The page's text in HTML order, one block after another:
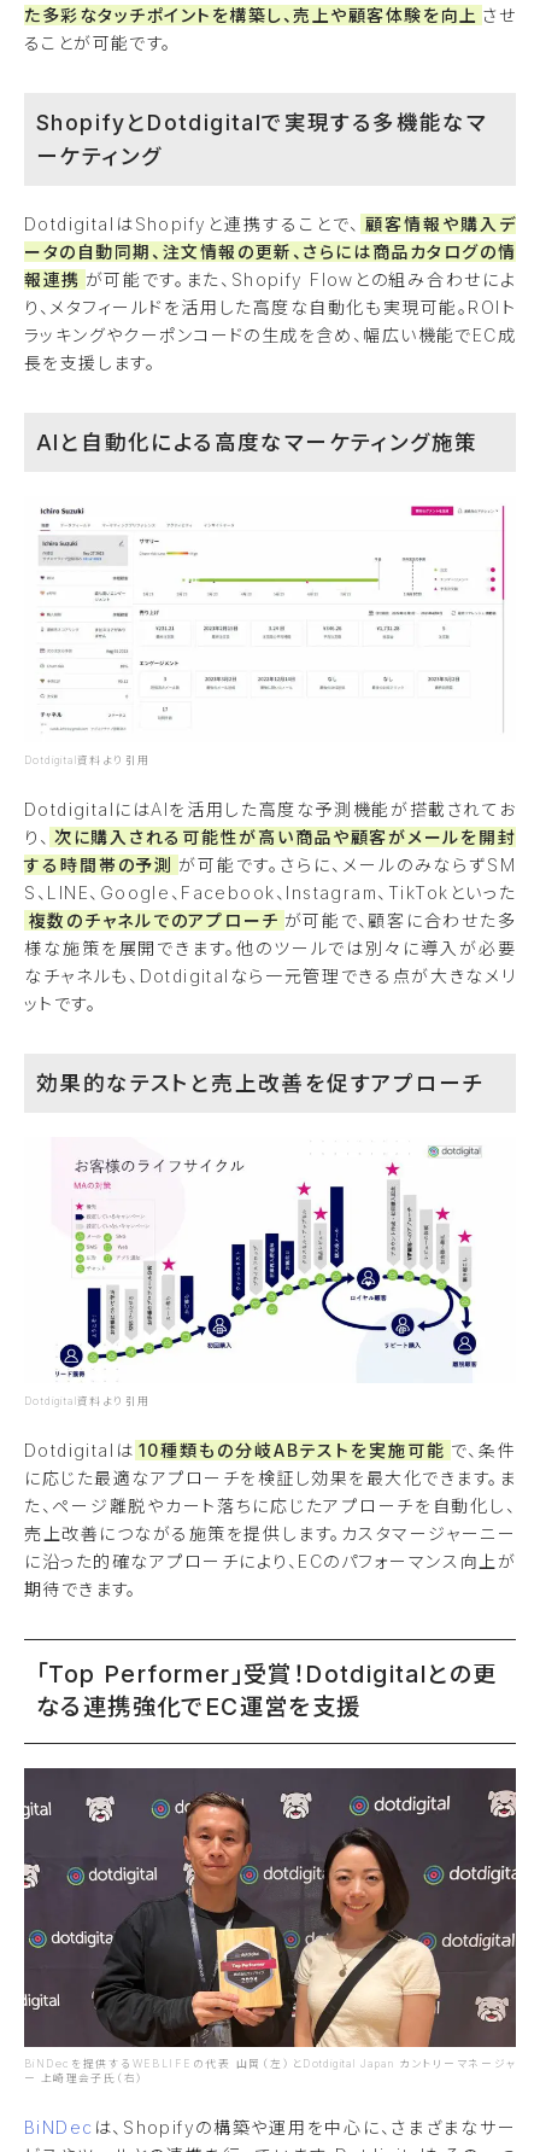
た多彩なタッチポイントを構築し、売上や顧客体験を向上 させ
ることが可能です。
ShopifyとDotdigitalで実現する多機能なマ
ーケティング
DotdigitalはShopifyと連携することで、 顧客情報や購入デ
ータの自動同期、注文情報の更新、さらには商品カタログの情
報連携 が可能です。また、Shopify Flowとの組み合わせによ
り、メタフィールドを活用した高度な自動化も実現可能。ROIト
ラッキングやクーポンコードの生成を含め、幅広い機能でEC成
長を支援します。
AIと自動化による高度なマーケティング施策
Dotdigital資料より引用
DotdigitalにはAIを活用した高度な予測機能が搭載されてお
り、 次に購入される可能性が高い商品や顧客がメールを開封
する時間帯の予測 が可能です。さらに、メールのみならずSM
S、LINE、Google、Facebook、Instagram、TikTokといった
複数のチャネルでのアプローチ が可能で、顧客に合わせた多
様な施策を展開できます。他のツールでは別々に導入が必要
なチャネルも、Dotdigitalなら一元管理できる点が大きなメリ
ットです。
効果的なテストと売上改善を促すアプローチ
Dotdigital資料より引用
Dotdigitalは 10種類もの分岐ABテストを実施可能 で、条件
に応じた最適なアプローチを検証し効果を最大化できます。ま
た、ページ離脱やカート落ちに応じたアプローチを自動化し、
売上改善につながる施策を提供します。カスタマージャーニー
に沿った的確なアプローチにより、ECのパフォーマンス向上が
期待できます。
「Top Performer」受賞！Dotdigitalとの更
なる連携強化でEC運営を支援
BiNDecを提供するWEBLIFEの代表 山岡（左）とDotdigital Japan カントリーマネージャ
ー 上崎理会子氏（右）
BiNDec は、Shopifyの構築や運用を中心に、さまざまなサー